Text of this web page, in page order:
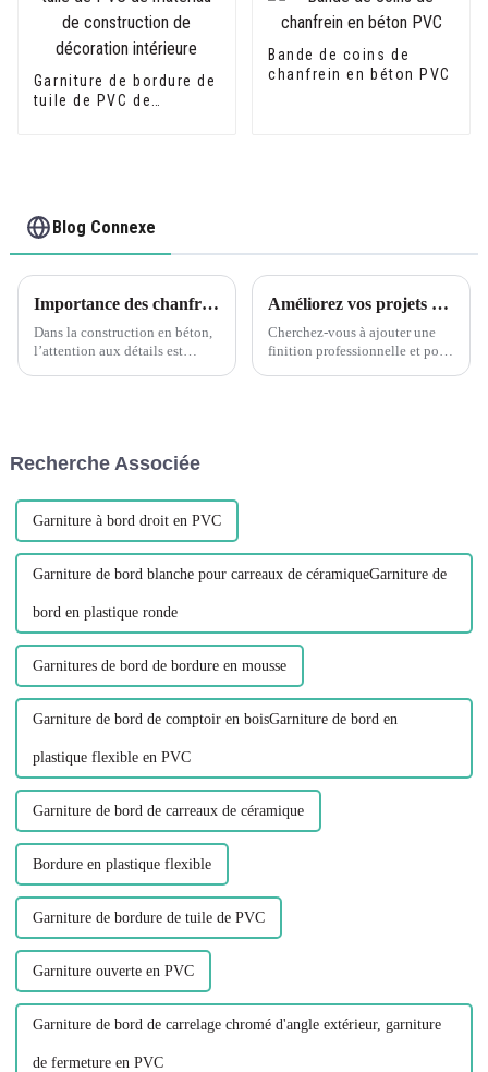
Garniture de bordure de
tuile de PVC de
Bande de coins de
chanfrein en béton PVC
Blog Connexe
Importance des chanfreins dans les coffrages en béton
Dans la construction en béton,
l’attention aux détails est
important...
Améliorez vos projets de carrelage avec les bordures de carrelage en PVC Leguwe
Cherchez-vous à ajouter une
finition professionnelle et polie
Recherche Associée
Garniture à bord droit en PVC
Garniture de bord blanche pour carreaux de céramiqueGarniture de
bord en plastique ronde
Garnitures de bord de bordure en mousse
Garniture de bord de comptoir en boisGarniture de bord en
plastique flexible en PVC
Garniture de bord de carreaux de céramique
Bordure en plastique flexible
Garniture de bordure de tuile de PVC
Garniture ouverte en PVC
Garniture de bord de carrelage chromé d'angle extérieur, garniture
de fermeture en PVC